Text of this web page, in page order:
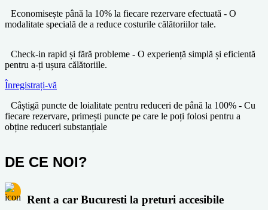
Economisește până la 10% la fiecare rezervare efectuată - O
modalitate specială de a reduce costurile călătoriilor tale.
Check-in rapid și fără probleme - O experiență simplă și eficientă
pentru a-ți ușura călătoriile.
Înregistrați-vă
Câștigă puncte de loialitate pentru reduceri de până la 100% - Cu
fiecare rezervare, primești puncte pe care le poți folosi pentru a
obține reduceri substanțiale
DE CE NOI?
Rent a car Bucuresti la preturi accesibile